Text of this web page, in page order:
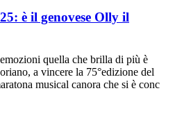
è il genovese Olly il
quella che brilla di più è
a vincere la 75°edizione del
musical canora che si è conc